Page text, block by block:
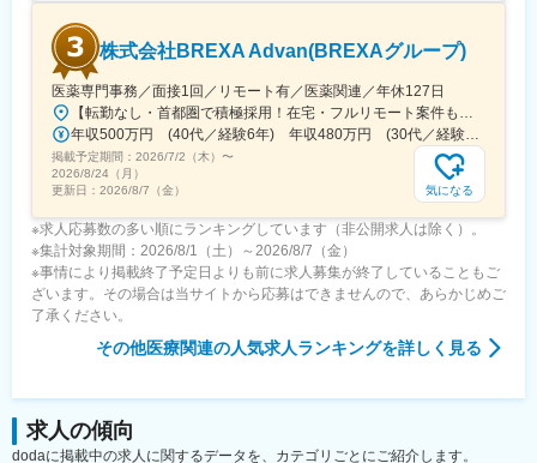
株式会社BREXA Advan(BREXAグループ)
医薬専門事務／面接1回／リモート有／医薬関連／年休127日
【転勤なし・首都圏で積極採用！在宅・フルリモート案件も有り！大手・優良企業が中心♪】■本社／大阪市淀川区宮原3-5-36 新大阪トラストタワー19F変更の範囲、上記を除く当社関連勤務地◆プロジェクト先例東京23区内、横浜、大宮、千葉、その他＜配属先最寄り駅の一例＞飯田橋／日本橋／浜松町／信濃町／四ツ谷／池袋／蒲田 など※過去の配属先は勤務地一覧に記載◆POINT！#大手企業など約300社の取引先あり！（製薬メーカー、製薬関連企業、化粧品関連企業、臨床研究センターなど）#最寄り駅から徒歩5～10分圏内の通いやすいオフィス＃在宅勤務・在宅プロジェクト多数＃定時退社基本＆土日祝休み＃安定性抜群の医療業界で事務として活躍＃未経験入社8割×研修センターで手厚くフォロー＃産育休の取得実績100％#転居を伴う転勤なし※受動喫煙対策：オフィス内禁煙
年収500万円 (40代／経験6年) 年収480万円 (30代／経験4年)
掲載予定期間： 2026/7/2（木） 〜
2026/8/24（月）
更新日： 2026/8/7（金） 気になる
※求人応募数の多い順にランキングしています（非公開求人は除く）。
※集計対象期間：2026/8/1（土）～2026/8/7（金）
※事情により掲載終了予定日よりも前に求人募集が終了していることもご
ざいます。その場合は当サイトから応募はできませんので、あらかじめご
了承ください。
その他医療関連の人気求人ランキングを詳しく見る
求人の傾向
dodaに掲載中の求人に関するデータを、カテゴリごとにご紹介します。